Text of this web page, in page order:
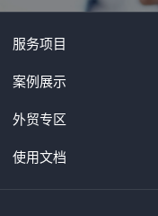
服务项目
案例展示
外贸专区
使用文档